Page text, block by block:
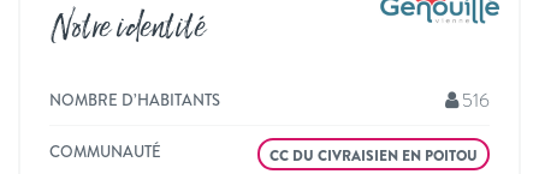
Notre identité
NOMBRE D’HABITANTS 516
COMMUNAUTÉ CC DU CIVRAISIEN EN POITOU